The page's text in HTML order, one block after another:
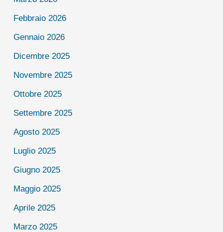
Febbraio 2026
Gennaio 2026
Dicembre 2025
Novembre 2025
Ottobre 2025
Settembre 2025
Agosto 2025
Luglio 2025
Giugno 2025
Maggio 2025
Aprile 2025
Marzo 2025